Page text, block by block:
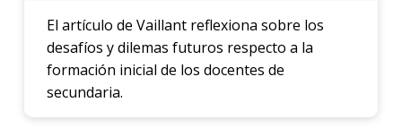
El artículo de Vaillant reflexiona sobre los
desafíos y dilemas futuros respecto a la
formación inicial de los docentes de
secundaria.